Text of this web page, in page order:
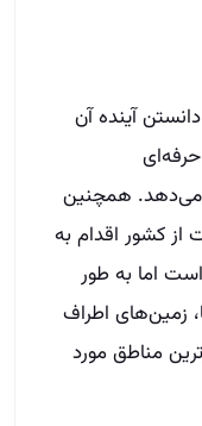
آینده آن
می‌دهد. همچنین
از کشور اقدام به
اما به طور
زمین‌های اطراف
مناطق مورد